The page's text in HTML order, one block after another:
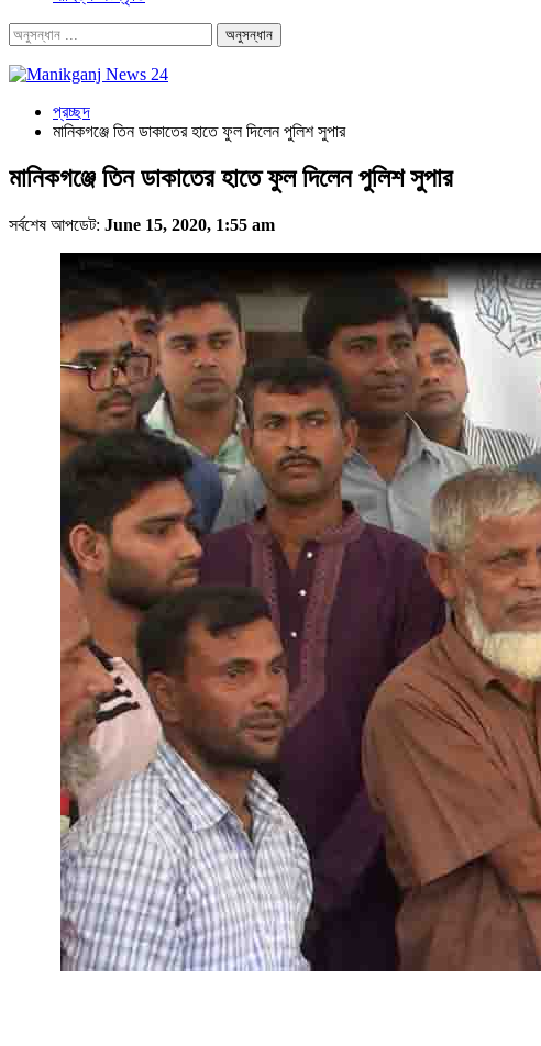
প্রচ্ছদ
মানিকগঞ্জে তিন ডাকাতের হাতে ফুল দিলেন পুলিশ সুপার
মানিকগঞ্জে তিন ডাকাতের হাতে ফুল দিলেন পুলিশ সুপার
সর্বশেষ আপডেট: June 15, 2020, 1:55 am